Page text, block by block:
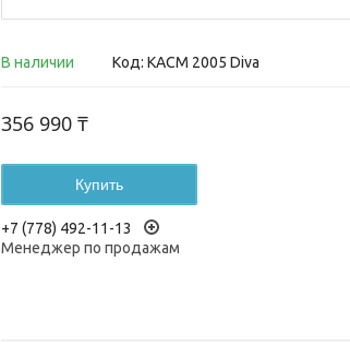
В наличии Код: KACM 2005 Diva
356 990 ₸
Купить
+7 (778) 492-11-13
Менеджер по продажам